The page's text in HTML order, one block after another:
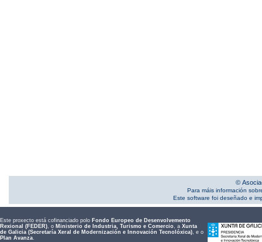
©
Para máis información
Este software foi deseñado e
Este proxecto está cofinanciado polo Fondo Europeo de Desenvolvemento
Rexional (FEDER), o Ministerio de Industria, Turismo e Comercio, a Xunta
de Galicia (Secretaría Xeral de Modernización e Innovación Tecnolóxica), e o
Plan Avanza.